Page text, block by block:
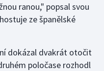
ranou," popsal svou
ze španělské
dokázal dvakrát otočit
poločase rozhodl